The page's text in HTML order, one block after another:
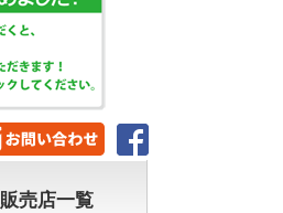
販売店一覧